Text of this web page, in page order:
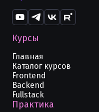
Курсы
Главная
Каталог курсов
Frontend
Backend
Fullstack
Практика